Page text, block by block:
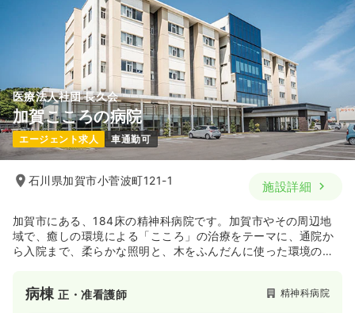
医療法人社団 長久会
加賀こころの病院
エージェント求人 車通勤可
石川県加賀市小菅波町121-1 施設詳細
加賀市にある、184床の精神科病院です。加賀市やその周辺地
域で、癒しの環境による「こころ」の治療をテーマに、通院か
ら入院まで、柔らかな照明と、木をふんだんに使った環境のも
護、相談支援などの各部門を統合し、窓口をひとつにした「地
病棟正・准看護師 精神科病院